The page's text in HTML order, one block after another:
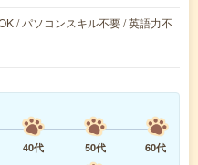
/ パソコンスキル不要 / 英語力不
40代 50代
60代